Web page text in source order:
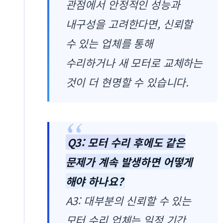
관점에서 안정적인 성능과
내구성을 고려한다면, 신뢰할
수 있는 업체를 통해
수리하거나 새 모터로 교체하는
것이 더 현명할 수 있습니다.
Q3: 모터 수리 후에도 같은
문제가 계속 발생하면 어떻게
해야 하나요?
A3: 대부분의 신뢰할 수 있는
모터 수리 업체는 일정 기간